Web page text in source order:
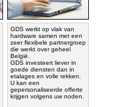
GDS werkt op vlak van
hardware samen met een
zeer flexibele partnergroep
die werkt over geheel
België.
GDS investeert liever in
goede diensten dan in
etalages en volle rekken.
U kan een
gepersonaliseerde offerte
krijgen volgens uw noden.